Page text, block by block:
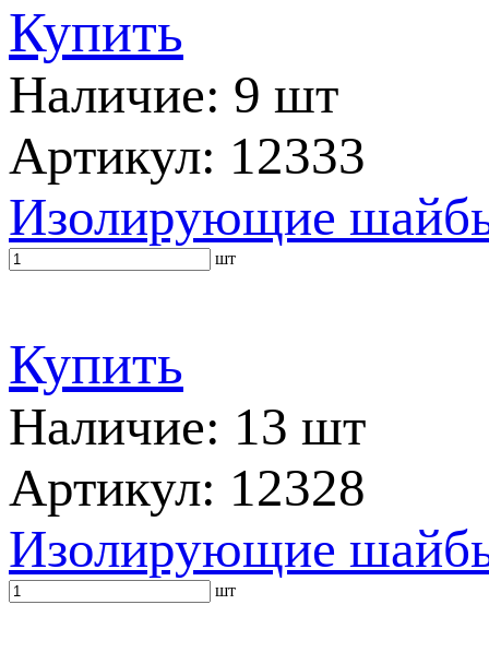
Купить
Наличие: 9 шт
Артикул: 12333
Изолирующие
шт
Купить
Наличие: 13 шт
Артикул: 12328
Изолирующие
шт